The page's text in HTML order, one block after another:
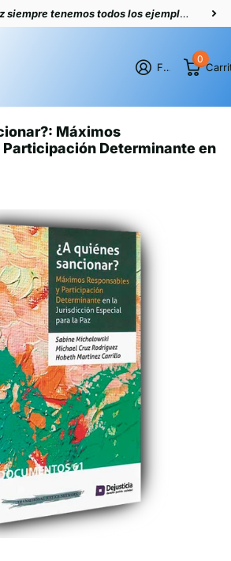
tenemos todos los ejemplares actualizados
Firme en el registro
0
Máximos
Participación Determinante en